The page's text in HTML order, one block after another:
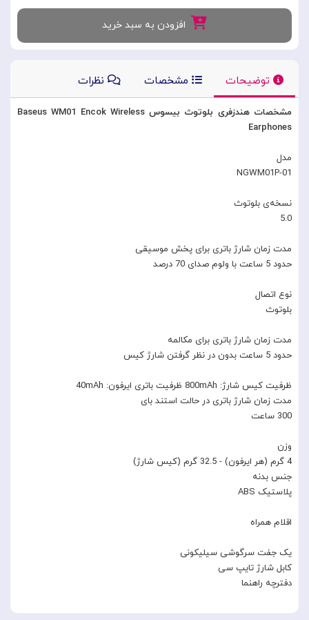
افزودن به سبد خرید
توضیحات مشخصات نظرات
مشخصات هندزفری بلوتوث بیسوس Baseus WM01 Encok Wireless
Earphones
مدل
NGWM01P-01
نسخه‌ی بلوتوث
5.0
مدت زمان شارژ باتری برای پخش موسیقی
حدود 5 ساعت با ولوم صدای 70 درصد
نوع اتصال
بلوتوث
مدت زمان شارژ باتری برای مکالمه
حدود 5 ساعت بدون در نظر گرفتن شارژ کیس
ظرفیت کیس شارژ: 800mAh ظرفیت باتری ایرفون: 40mAh
مدت زمان شارژ باتری در حالت استند بای
300 ساعت
وزن
4 گرم (هر ایرفون) - 32.5 گرم (کیس شارژ)
جنس بدنه
پلاستیک ABS
اقلام همراه
یک جفت سرگوشی سیلیکونی
کابل شارژ تایپ سی
دفترچه راهنما